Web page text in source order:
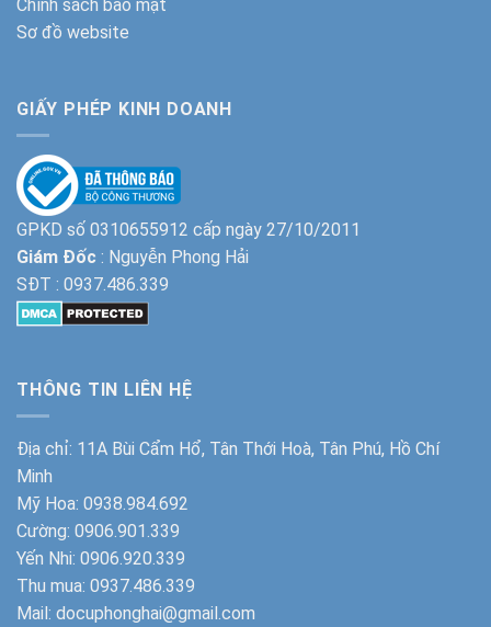
Chính sách bảo mật
Sơ đồ website
GIẤY PHÉP KINH DOANH
GPKD số 0310655912 cấp ngày 27/10/2011
Giám Đốc : Nguyễn Phong Hải
SĐT : 0937.486.339
THÔNG TIN LIÊN HỆ
Địa chỉ: 11A Bùi Cẩm Hổ, Tân Thới Hoà, Tân Phú, Hồ Chí
Minh
Mỹ Hoa: 0938.984.692
Cường: 0906.901.339
Yến Nhi: 0906.920.339
Thu mua: 0937.486.339
Mail: docuphonghai@gmail.com